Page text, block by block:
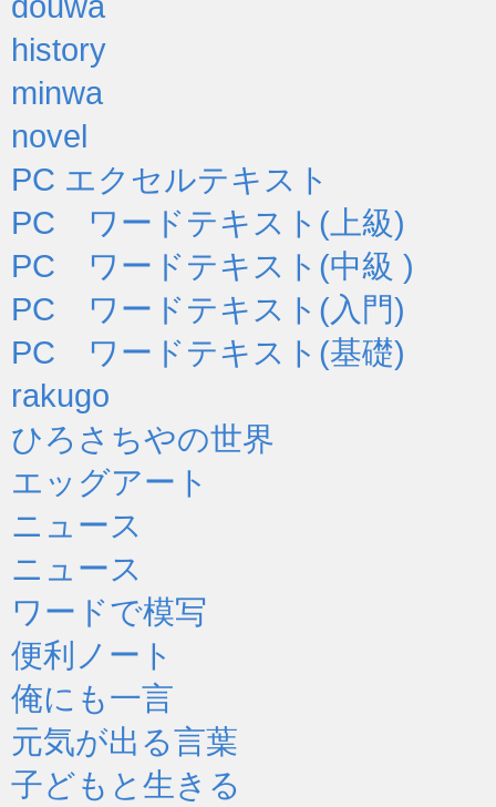
history
minwa
novel
PC エクセルテキスト
PC ワードテキスト(上級)
PC ワードテキスト(中級 )
PC ワードテキスト(入門)
PC ワードテキスト(基礎)
rakugo
ひろさちやの世界
エッグアート
ニュース
ニュース
ワードで模写
便利ノート
俺にも一言
元気が出る言葉
子どもと生きる